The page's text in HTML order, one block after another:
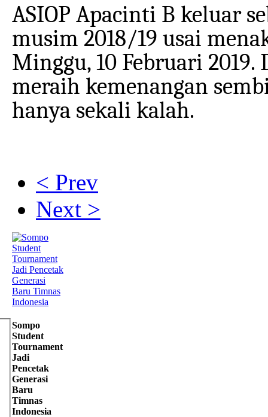
ASIOP Apacinti B keluar
musim 2018/19 usai
Minggu, 10 Februari 2019.
meraih kemenangan
hanya sekali kalah.
< Prev
Next >
Sompo
Student
Tournament
Jadi
Pencetak
Generasi
Baru
Timnas
Indonesia